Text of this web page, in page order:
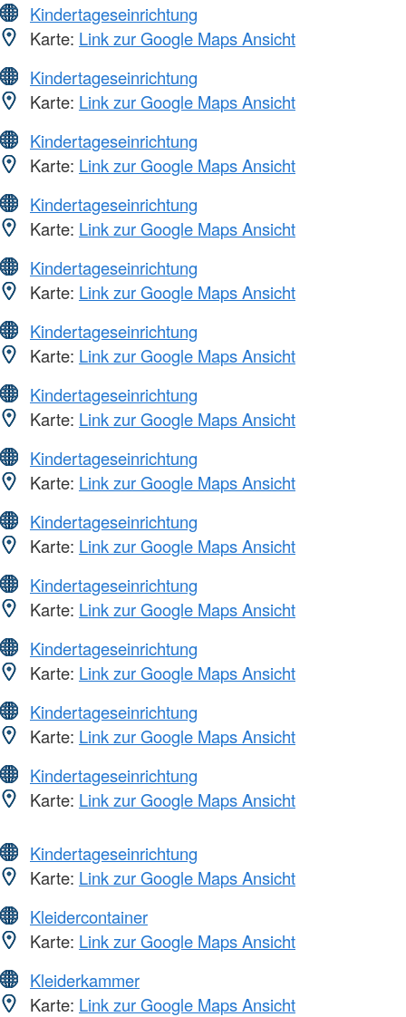
Kindertageseinrichtung
Karte: Link zur Google Maps Ansicht
Kindertageseinrichtung
Karte: Link zur Google Maps Ansicht
Kindertageseinrichtung
Karte: Link zur Google Maps Ansicht
Kindertageseinrichtung
Karte: Link zur Google Maps Ansicht
Kindertageseinrichtung
Karte: Link zur Google Maps Ansicht
Kindertageseinrichtung
Karte: Link zur Google Maps Ansicht
Kindertageseinrichtung
Karte: Link zur Google Maps Ansicht
Kindertageseinrichtung
Karte: Link zur Google Maps Ansicht
Kindertageseinrichtung
Karte: Link zur Google Maps Ansicht
Kindertageseinrichtung
Karte: Link zur Google Maps Ansicht
Kindertageseinrichtung
Karte: Link zur Google Maps Ansicht
Kindertageseinrichtung
Karte: Link zur Google Maps Ansicht
Kindertageseinrichtung
Karte: Link zur Google Maps Ansicht
Kindertageseinrichtung
Karte: Link zur Google Maps Ansicht
Kleidercontainer
Karte: Link zur Google Maps Ansicht
Kleiderkammer
Karte: Link zur Google Maps Ansicht